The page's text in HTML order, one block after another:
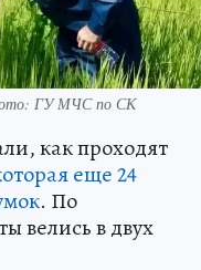
ГУ МЧС по СК
как проходят
еще 24
. По
велись в двух